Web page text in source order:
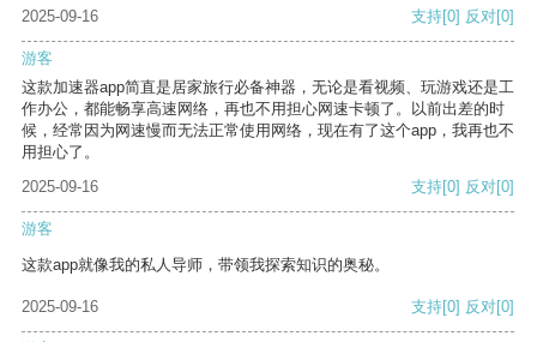
2025-09-16
支持[0] 反对[0]
游客
这款加速器app简直是居家旅行必备神器，无论是看视频、玩游戏还是工
作办公，都能畅享高速网络，再也不用担心网速卡顿了。以前出差的时
候，经常因为网速慢而无法正常使用网络，现在有了这个app，我再也不
用担心了。
2025-09-16
支持[0] 反对[0]
游客
这款app就像我的私人导师，带领我探索知识的奥秘。
2025-09-16 支持[0] 反对[0]